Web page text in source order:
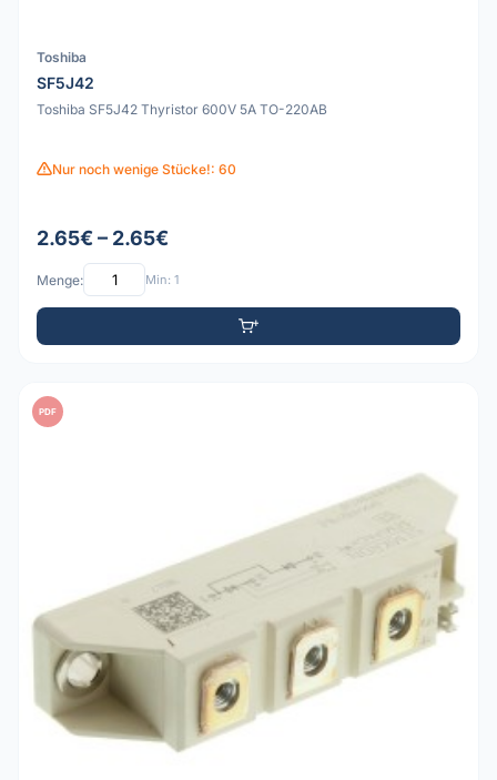
Toshiba
SF5J42
Toshiba SF5J42 Thyristor 600V 5A TO-220AB
Nur noch wenige Stücke!: 60
2.65€ – 2.65€
Menge: Min: 1
PDF